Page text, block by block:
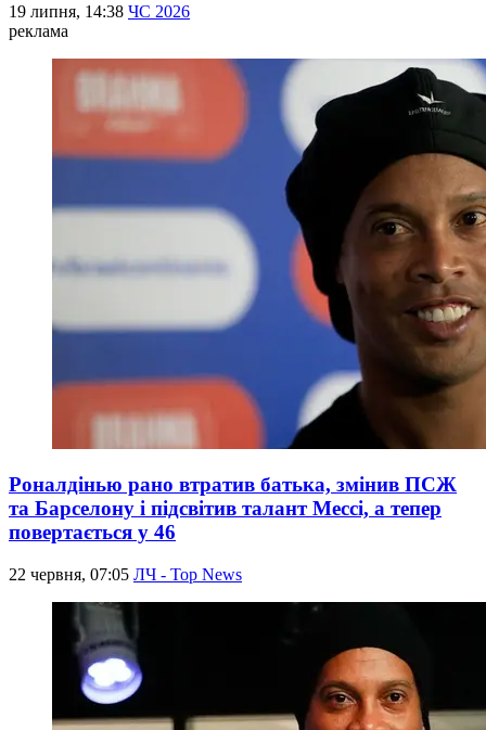
19 липня, 14:38 ЧС 2026
реклама
Роналдінью рано втратив батька, змінив ПСЖ
та Барселону і підсвітив талант Мессі, а тепер
повертається у 46
22 червня, 07:05 ЛЧ - Top News